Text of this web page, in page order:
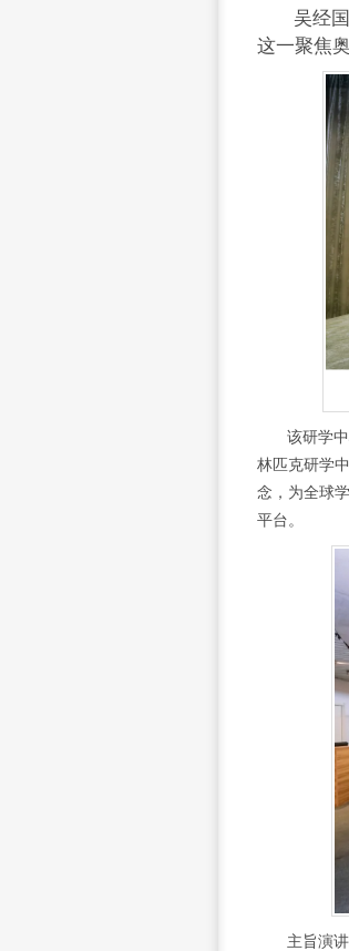
吴经
这一聚焦
该研学
林匹克研学
念，为全球
平台。
主旨演